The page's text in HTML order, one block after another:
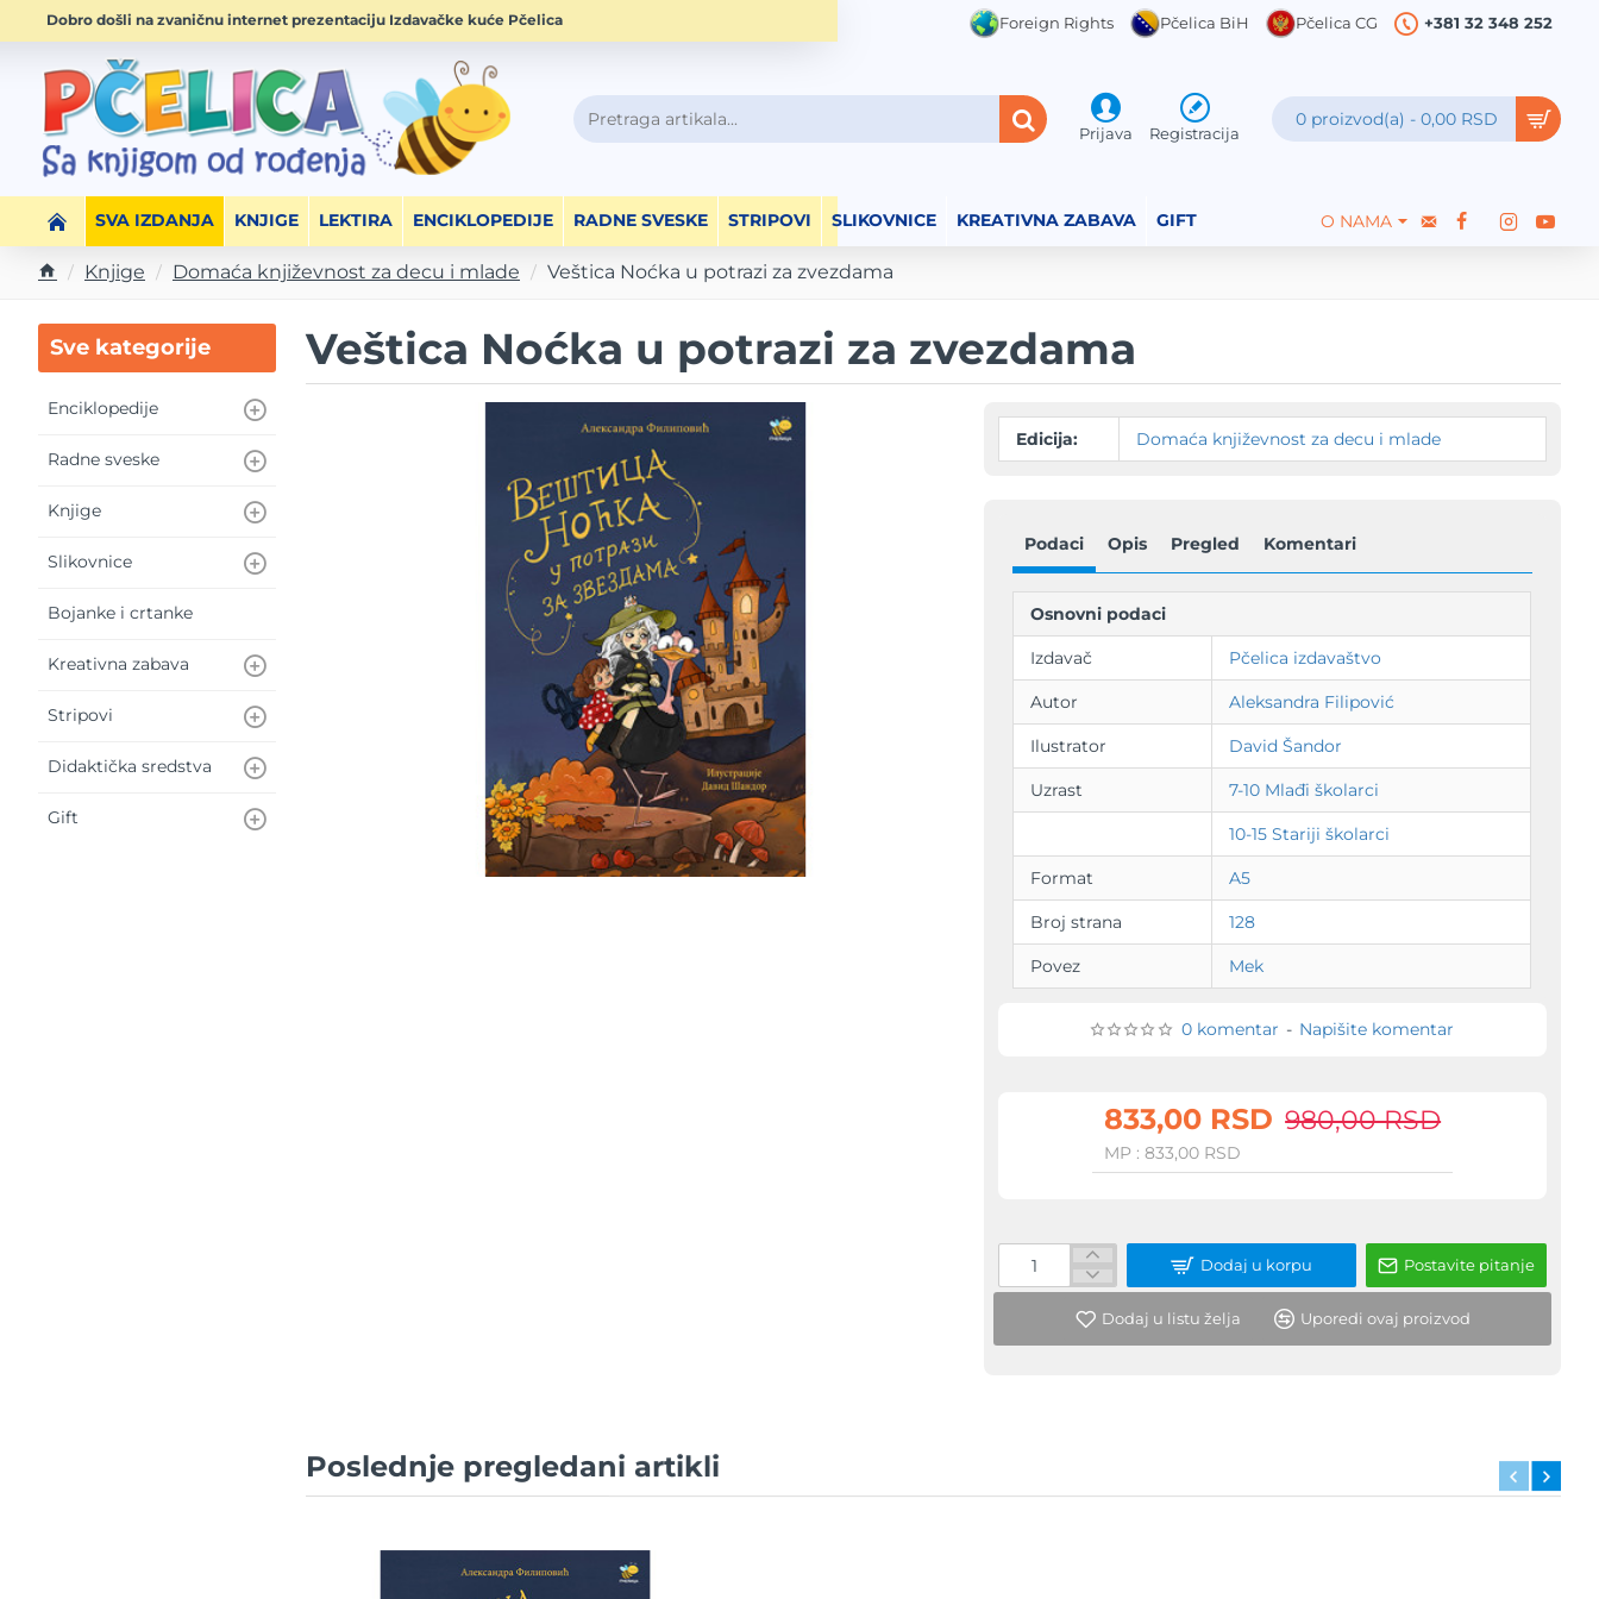
Dobro došli na zvaničnu internet prezentaciju Izdavačke kuće Pčelica Foreign Rights Pčelica BiH Pčelica CG +381 32 348 252
Pretraga
Prijava Registracija
0 proizvod(a) - 0,00 RSD
SVA IZDANJA KNJIGE LEKTIRA ENCIKLOPEDIJE RADNE SVESKE STRIPOVI SLIKOVNICE KREATIVNA ZABAVA GIFT O NAMA
o
m
e
Knjige Domaća književnost za decu i mlade Veštica Noćka u potrazi za zvezdama
Sve kategorije
Enciklopedije
Radne sveske
Knjige
Slikovnice
Bojanke i crtanke
Kreativna zabava
Stripovi
Didaktička sredstva
Gift
Veštica Noćka u potrazi za zvezdama
Edicija: Domaća književnost za decu i mlade
Podaci Opis Pregled Komentari
Osnovni podaci
Izdavač Pčelica izdavaštvo
Autor Aleksandra Filipović
Ilustrator David Šandor
Uzrast 7-10 Mlađi školarci
10-15 Stariji školarci
Format A5
Broj strana 128
Povez Mek
0 komentar - Napišite komentar
833,00 RSD 980,00 RSD
MP : 833,00 RSD
Dodaj u korpu Postavite pitanje
Dodaj u listu želja Uporedi ovaj proizvod
Poslednje pregledani artikli